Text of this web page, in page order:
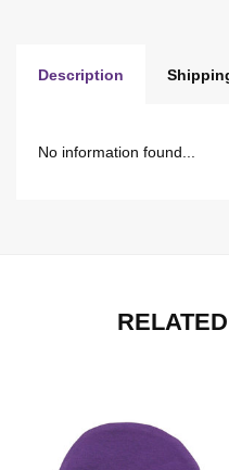
Description
No information found...